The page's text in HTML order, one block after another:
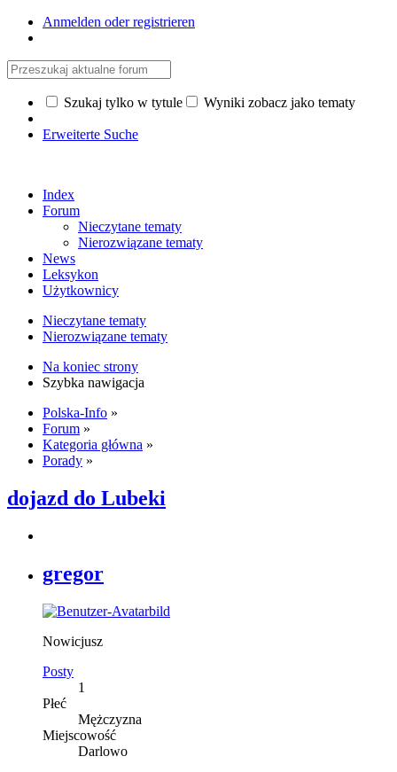
Anmelden oder registrieren
Szukaj tylko w tytule Wyniki zobacz jako tematy
Erweiterte Suche
Index
Forum
Nieczytane tematy
Nierozwiązane tematy
News
Leksykon
Użytkownicy
Nieczytane tematy
Nierozwiązane tematy
Na koniec strony
Szybka nawigacja
Polska-Info »
Forum »
Kategoria główna »
Porady »
dojazd do Lubeki
gregor
Nowicjusz
Posty
1
Płeć
Mężczyzna
Miejscowość
Darlowo